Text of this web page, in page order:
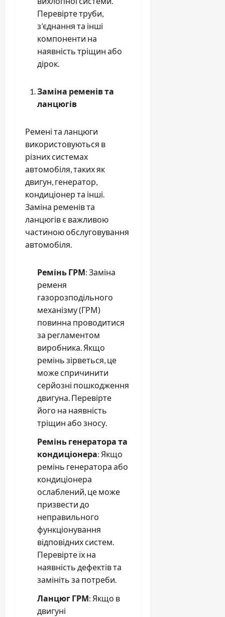
Перевірте труби,
з’єднання та інші
компоненти на
наявність тріщин або
дірок.
Заміна ременів та
ланцюгів
Ремені та ланцюги
використовуються в
різних системах
автомобіля, таких як
двигун, генератор,
кондиціонер та інші.
Заміна ременів та
ланцюгів є важливою
частиною обслуговування
автомобіля.
Ремінь ГРМ: Заміна
ременя
газорозподільного
механізму (ГРМ)
повинна проводитися
за регламентом
виробника. Якщо
ремінь зірветься, це
може спричинити
серйозні пошкодження
двигуна. Перевірте
його на наявність
тріщин або зносу.
Ремінь генератора та
кондиціонера: Якщо
ремінь генератора або
кондиціонера
ослаблений, це може
призвести до
неправильного
функціонування
відповідних систем.
Перевірте їх на
наявність дефектів та
замініть за потреби.
Ланцюг ГРМ: Якщо в
двигуні